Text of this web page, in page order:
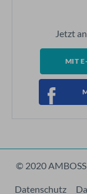
Jetzt
MIT
© 2020 AMBOSS
Datenschutz